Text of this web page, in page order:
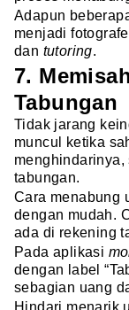
Adapun
menjadi
dan tutoring.
7.
Tabungan
Tidak jarang
muncul ketika
tabungan.
Cara menabung
dengan mudah.
ada di rekening
Pada aplikasi
dengan label
sebagian uang